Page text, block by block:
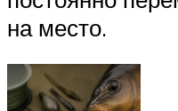
на место.